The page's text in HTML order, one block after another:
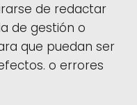
de redactar
de gestión o
que puedan ser
o errores